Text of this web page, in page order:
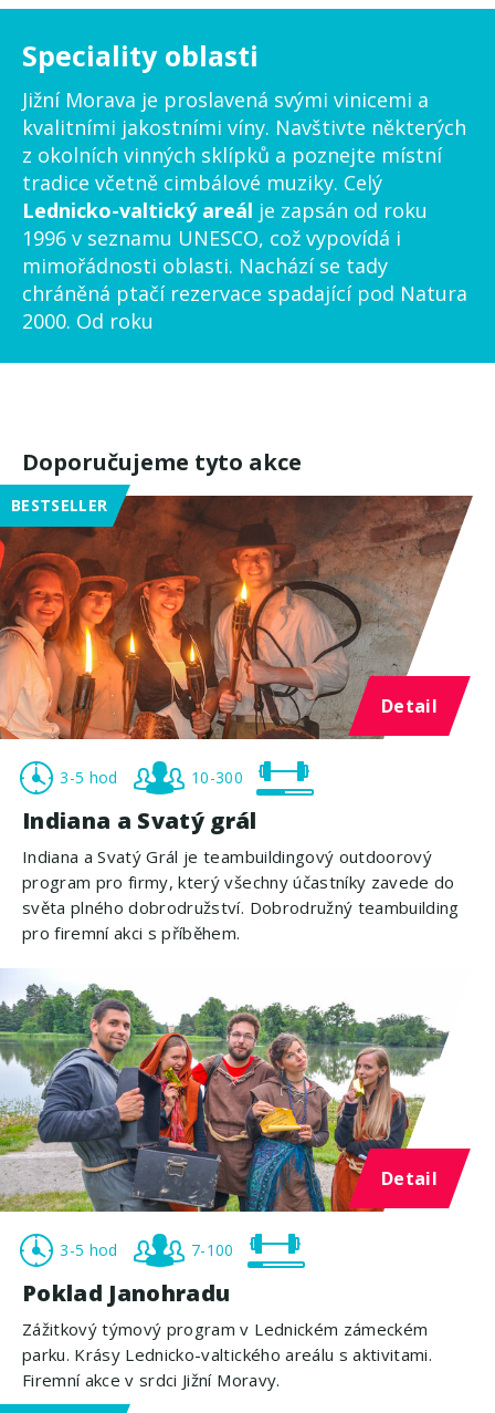
Speciality oblasti
Jižní Morava je proslavená svými vinicemi a
kvalitními jakostními víny. Navštivte některých
z okolních vinných sklípků a poznejte místní
tradice včetně cimbálové muziky. Celý
Lednicko-valtický areál je zapsán od roku
1996 v seznamu UNESCO, což vypovídá i
mimořádnosti oblasti. Nachází se tady
chráněná ptačí rezervace spadající pod Natura
2000. Od roku
Doporučujeme tyto akce
BESTSELLER
Detail
3-5 hod 10-300
Indiana a Svatý grál
Indiana a Svatý Grál je teambuildingový outdoorový
program pro firmy, který všechny účastníky zavede do
světa plného dobrodružství. Dobrodružný teambuilding
pro firemní akci s příběhem.
Detail
3-5 hod 7-100
Poklad Janohradu
Zážitkový týmový program v Lednickém zámeckém
parku. Krásy Lednicko-valtického areálu s aktivitami.
Firemní akce v srdci Jižní Moravy.